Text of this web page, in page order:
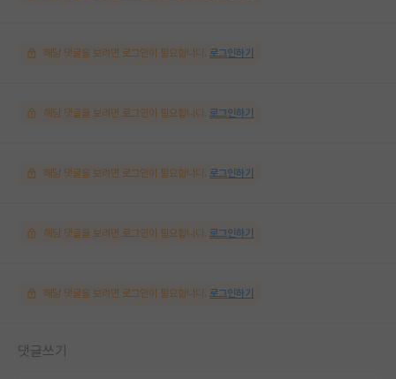
해당 댓글을 보려면 로그인이 필요합니다. 로그인하기
해당 댓글을 보려면 로그인이 필요합니다. 로그인하기
해당 댓글을 보려면 로그인이 필요합니다. 로그인하기
해당 댓글을 보려면 로그인이 필요합니다. 로그인하기
해당 댓글을 보려면 로그인이 필요합니다. 로그인하기
댓글쓰기